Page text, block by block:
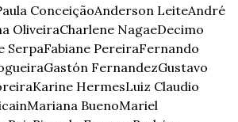
ConceiçãoAnderson LeiteAndré
OliveiraCharlene NagaeDecimo
SerpaFabiane PereiraFernando
Gastón FernandezGustavo
Karine HermesLuiz Claudio
Mariana BuenoMariel